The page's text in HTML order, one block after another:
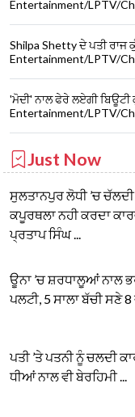
Entertainment/LPTV/
Shilpa Shetty ਦੇ ਪਤੀ ਰਾਜ
Entertainment/LPTV/
'ਮੋਦੀ' ਨਾਲ ਫੇਰੇ ਲਏਗੀ
Entertainment/LPTV/
Just Now
ਸੁਲਤਾਨਪੁਰ ਲੋਧੀ ’ਚ
ਕਪੂਰਥਲਾ ਨਹੀ ਕਰਦਾ
ਪ੍ਰਤਾਪ ਸਿੰਘ ...
ਊਨਾ ’ਚ ਸ਼ਰਧਾਲੂਆਂ ਨਾਲ
ਪਲਟੀ, 5 ਸਾਲਾ ਬੱਚੀ ਸਣੇ 8
ਪਤੀ ’ਤੇ ਪਤਨੀ ਨੂੰ ਚਲਦੀ
ਧੀਆਂ ਨਾਲ ਵੀ ਬੇਰਹਿਮੀ ...